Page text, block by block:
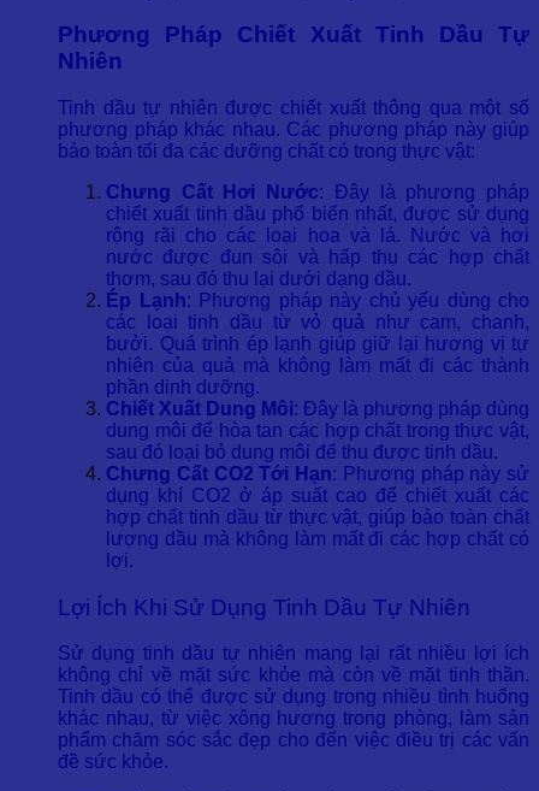
Phương Pháp Chiết Xuất Tinh Dầu Tự
Nhiên
Tinh dầu tự nhiên được chiết xuất thông qua một số
phương pháp khác nhau. Các phương pháp này giúp
bảo toàn tối đa các dưỡng chất có trong thực vật:
Chưng Cất Hơi Nước: Đây là phương pháp
chiết xuất tinh dầu phổ biến nhất, được sử dụng
rộng rãi cho các loại hoa và lá. Nước và hơi
nước được đun sôi và hấp thụ các hợp chất
thơm, sau đó thu lại dưới dạng dầu.
Ép Lạnh: Phương pháp này chủ yếu dùng cho
các loại tinh dầu từ vỏ quả như cam, chanh,
bưởi. Quá trình ép lạnh giúp giữ lại hương vị tự
nhiên của quả mà không làm mất đi các thành
phần dinh dưỡng.
Chiết Xuất Dung Môi: Đây là phương pháp dùng
dung môi để hòa tan các hợp chất trong thực vật,
sau đó loại bỏ dung môi để thu được tinh dầu.
Chưng Cất CO2 Tới Hạn: Phương pháp này sử
dụng khí CO2 ở áp suất cao để chiết xuất các
hợp chất tinh dầu từ thực vật, giúp bảo toàn chất
lượng dầu mà không làm mất đi các hợp chất có
lợi.
Lợi Ích Khi Sử Dụng Tinh Dầu Tự Nhiên
Sử dụng tinh dầu tự nhiên mang lại rất nhiều lợi ích
không chỉ về mặt sức khỏe mà còn về mặt tinh thần.
Tinh dầu có thể được sử dụng trong nhiều tình huống
khác nhau, từ việc xông hương trong phòng, làm sản
phẩm chăm sóc sắc đẹp cho đến việc điều trị các vấn
đề sức khỏe.